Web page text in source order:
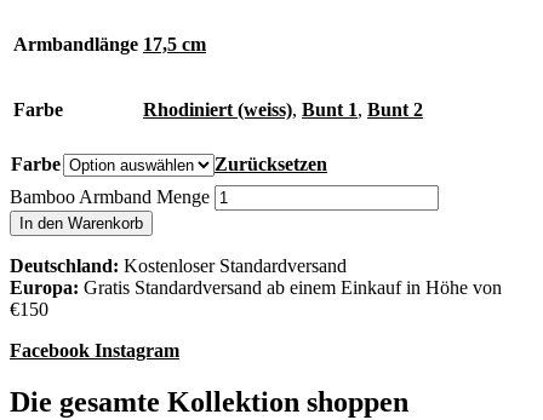
Armbandlänge 17,5 cm
Farbe Rhodiniert (weiss), Bunt 1, Bunt 2
Farbe
Zurücksetzen
Bamboo Armband Menge
In den Warenkorb
Deutschland: Kostenloser Standardversand
Europa: Gratis Standardversand ab einem Einkauf in Höhe von
€150
Facebook Instagram
Die gesamte Kollektion shoppen